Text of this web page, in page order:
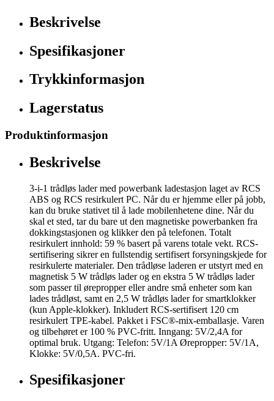
Beskrivelse
Spesifikasjoner
Trykkinformasjon
Lagerstatus
Produktinformasjon
Beskrivelse
3-i-1 trådløs lader med powerbank ladestasjon laget av RCS
ABS og RCS resirkulert PC. Når du er hjemme eller på jobb,
kan du bruke stativet til å lade mobilenhetene dine. Når du
skal et sted, tar du bare ut den magnetiske powerbanken fra
dokkingstasjonen og klikker den på telefonen. Totalt
resirkulert innhold: 59 % basert på varens totale vekt. RCS-
sertifisering sikrer en fullstendig sertifisert forsyningskjede for
resirkulerte materialer. Den trådløse laderen er utstyrt med en
magnetisk 5 W trådløs lader og en ekstra 5 W trådløs lader
som passer til ørepropper eller andre små enheter som kan
lades trådløst, samt en 2,5 W trådløs lader for smartklokker
(kun Apple-klokker). Inkludert RCS-sertifisert 120 cm
resirkulert TPE-kabel. Pakket i FSC®-mix-emballasje. Varen
og tilbehøret er 100 % PVC-fritt. Inngang: 5V/2,4A for
optimal bruk. Utgang: Telefon: 5V/1A Ørepropper: 5V/1A,
Klokke: 5V/0,5A. PVC-fri.
Spesifikasjoner